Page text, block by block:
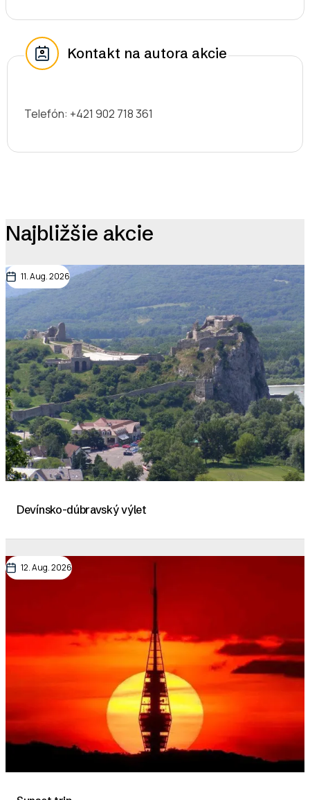
Kontakt na autora akcie
Telefón: +421 902 718 361
Najbližšie akcie
11. Aug. 2026
Devínsko-dúbravský výlet
12. Aug. 2026